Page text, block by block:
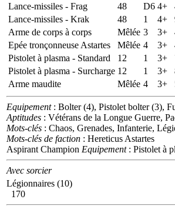
Lance-missiles - Frag
48 D6 4+
Lance-missiles - Krak
48 1 4+
Arme de corps à corps
Mêlée 3 3+
Epée tronçonneuse Astartes
Mêlée 4 3+
Pistolet à plasma - Standard
12 1 3+
Pistolet à plasma - Surcharge 12 1 3+
Arme maudite
Mêlée 4 3+
Equipement: Bolter (4), Pistolet bolter (3),
Aptitudes : Vétérans de la Longue Guerre,
Mots-clés : Chaos, Grenades, Infanterie,
Mots-clés de faction : Hereticus Astartes
Aspirant Champion Equipement: Pistolet à
Avec sorcier
Légionnaires (10)
170